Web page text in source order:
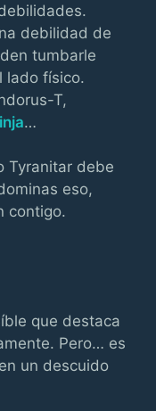
debilidad de
tumbarle
lado físico.
T,
…
Tyranitar debe
eso,
contigo.
que destaca
Pero… es
un descuido